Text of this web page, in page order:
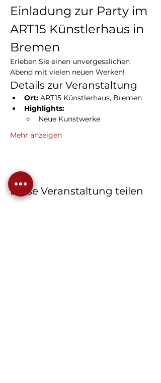
Einladung zur Party im
ART15 Künstlerhaus in
Bremen
Erleben Sie einen unvergesslichen
Abend mit vielen neuen Werken!
Details zur Veranstaltung
Ort: ART15 Künstlerhaus, Bremen
Highlights:
Neue Kunstwerke
Mehr anzeigen
Diese Veranstaltung teilen